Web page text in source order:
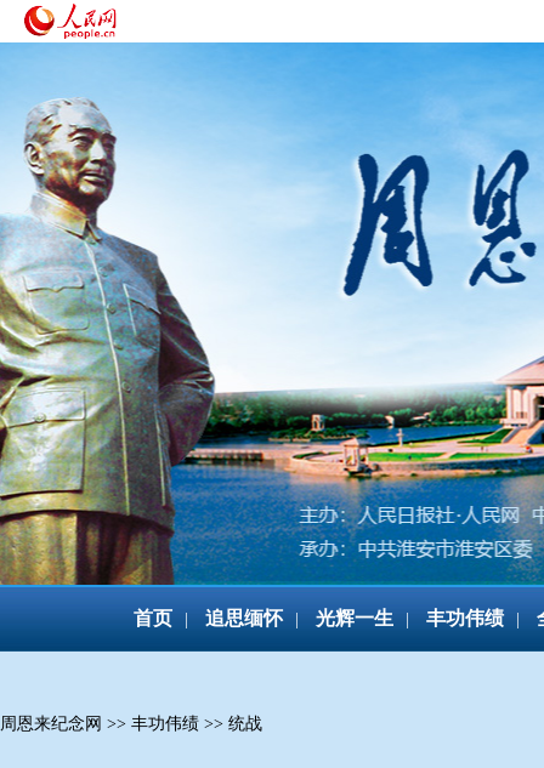
首页 追思缅怀 光辉一生 丰功伟绩
周恩来纪念网 >> 丰功伟绩 >> 统战